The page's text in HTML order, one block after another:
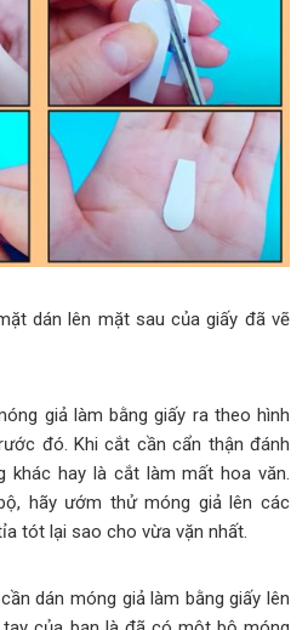
dán lên mặt sau của giấy đã vẽ
giả làm bằng giấy ra theo hình
đó. Khi cắt cần cẩn thận đánh
khác hay là cắt làm mất hoa văn.
hãy ướm thử móng giả lên các
tót lại sao cho vừa vặn nhất.
dán móng giả làm bằng giấy lên